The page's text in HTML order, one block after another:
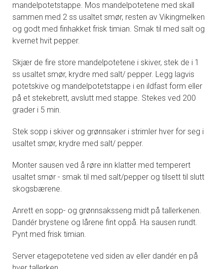
mandelpotetstappe. Mos mandelpotetene med skall
sammen med 2 ss usaltet smør, resten av Vikingmelken
og godt med finhakket frisk timian. Smak til med salt og
kvernet hvit pepper.
Skjær de fire store mandelpotetene i skiver, stek de i 1
ss usaltet smør, krydre med salt/ pepper. Legg lagvis
potetskive og mandelpotetstappe i en ildfast form eller
på et stekebrett, avslutt med stappe. Stekes ved 200
grader i 5 min.
Stek sopp i skiver og grønnsaker i strimler hver for seg i
usaltet smør, krydre med salt/ pepper.
Monter sausen ved å røre inn klatter med temperert
usaltet smør - smak til med salt/pepper og tilsett til slutt
skogsbærene.
Anrett en sopp- og grønnsaksseng midt på tallerkenen.
Dandér brystene og lårene fint oppå. Ha sausen rundt.
Pynt med frisk timian.
Server etagepotetene ved siden av eller dandér en på